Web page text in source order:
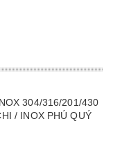
304/316/201/430
/ INOX PHÚ QUÝ